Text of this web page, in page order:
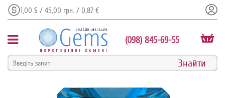
1,00 $ / 45,00 грн. / 0,87 €
(098) 845-69-55